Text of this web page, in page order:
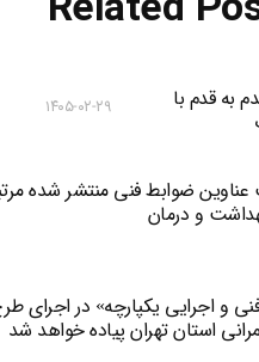
به قدم با
۱۴۰۵-۰۲-۲۹
ضوابط فنی منتشر شده
و درمان
و اجرایی یکپارچه» در اجرای
استان تهران پیاده خواهد شد